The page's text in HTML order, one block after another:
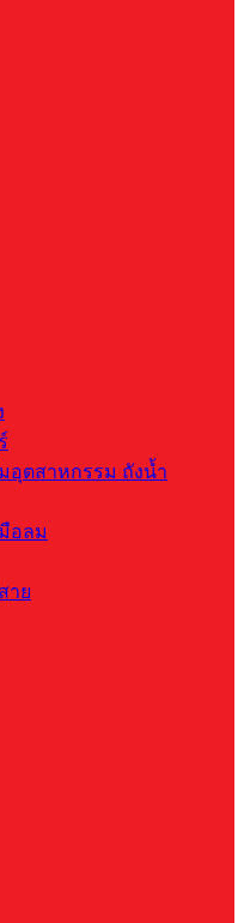
อุตสาหกรรม ถังน้ำ
อลม
าย